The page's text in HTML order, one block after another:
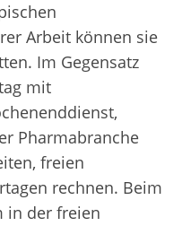
Arbeit können sie
Im Gegensatz
mit
Pharmabranche
freien
rechnen. Beim
in der freien